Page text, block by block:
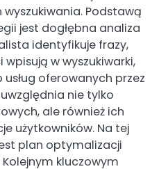
Podstawą
jest dogłębna analiza
identyfikuje frazy,
w wyszukiwarki,
oferowanych przez
nie tylko
ale również ich
użytkowników. Na tej
plan optymalizacji
kluczowym